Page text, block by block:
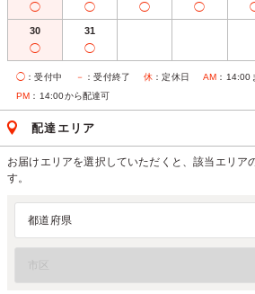
◯ ◯ ◯ ◯
30
◯
31
◯
◯ ：受付中 － ：受付終了 休 ：定休日 AM ：14:00
PM ：14:00から配達可
配達エリア
お届けエリアを選択していただくと、該当エリア
す。